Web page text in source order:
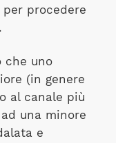
procedere
che uno
(in genere
al canale più
una minore
e